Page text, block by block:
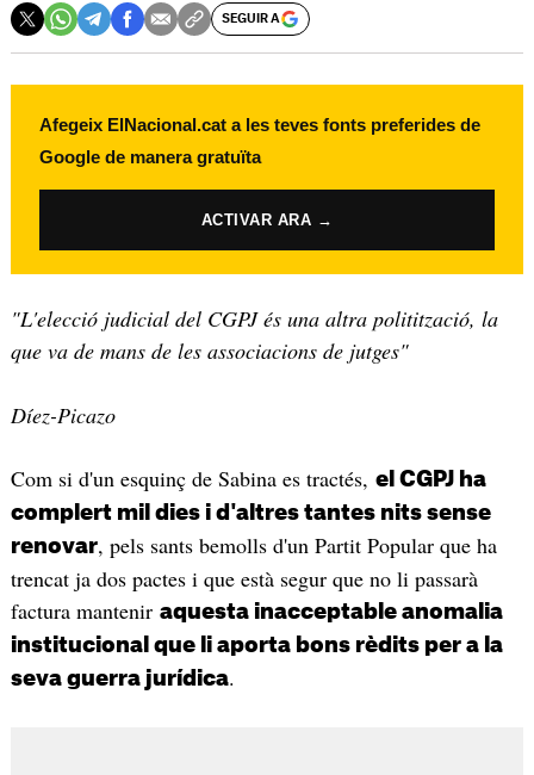
SEGUIR A
Afegeix ElNacional.cat a les teves fonts preferides de
Google de manera gratuïta
ACTIVAR ARA →
"L'elecció judicial del CGPJ és una altra politització, la
que va de mans de les associacions de jutges"
Díez-Picazo
Com si d'un esquinç de Sabina es tractés, el CGPJ ha
complert mil dies i d'altres tantes nits sense
renovar, pels sants bemolls d'un Partit Popular que ha
trencat ja dos pactes i que està segur que no li passarà
factura mantenir aquesta inacceptable anomalia
institucional que li aporta bons rèdits per a la
seva guerra jurídica.